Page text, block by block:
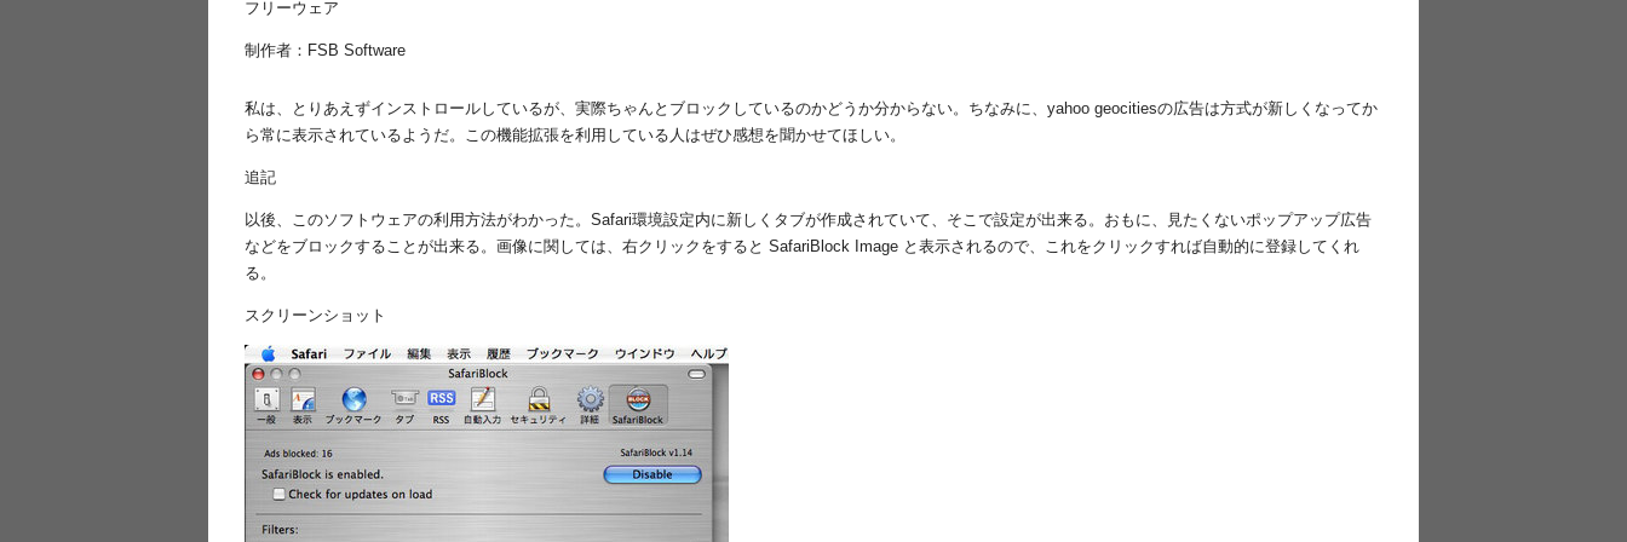
フリーウェア
制作者：FSB Software
私は、とりあえずインストロールしているが、実際ちゃんとブロックしているのかどうか分からない。ちなみに、yahoo geocitiesの広告は方式が新しくなってか
ら常に表示されているようだ。この機能拡張を利用している人はぜひ感想を聞かせてほしい。
追記
以後、このソフトウェアの利用方法がわかった。Safari環境設定内に新しくタブが作成されていて、そこで設定が出来る。おもに、見たくないポップアップ広告
などをブロックすることが出来る。画像に関しては、右クリックをすると SafariBlock Image と表示されるので、これをクリックすれば自動的に登録してくれ
る。
スクリーンショット